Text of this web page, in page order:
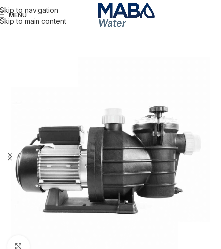
Skip to navigation
Skip to main content
MENU